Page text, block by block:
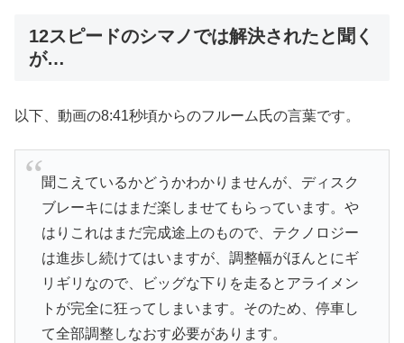
12スピードのシマノでは解決されたと聞く
が…
以下、動画の8:41秒頃からのフルーム氏の言葉です。
聞こえているかどうかわかりませんが、ディスク
ブレーキにはまだ楽しませてもらっています。や
はりこれはまだ完成途上のもので、テクノロジー
は進歩し続けてはいますが、調整幅がほんとにギ
リギリなので、ビッグな下りを走るとアライメン
トが完全に狂ってしまいます。そのため、停車し
て全部調整しなおす必要があります。